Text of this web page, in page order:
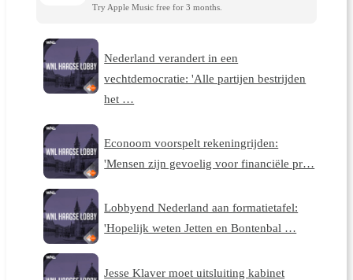
Try Apple Music free for 3 months.
Nederland verandert in een
vechtdemocratie: 'Alle partijen bestrijden
het …
Econoom voorspelt rekeningrijden:
'Mensen zijn gevoelig voor financiële pr…
Lobbyend Nederland aan formatietafel:
'Hopelijk weten Jetten en Bontenbal …
Jesse Klaver moet uitsluiting kabinet